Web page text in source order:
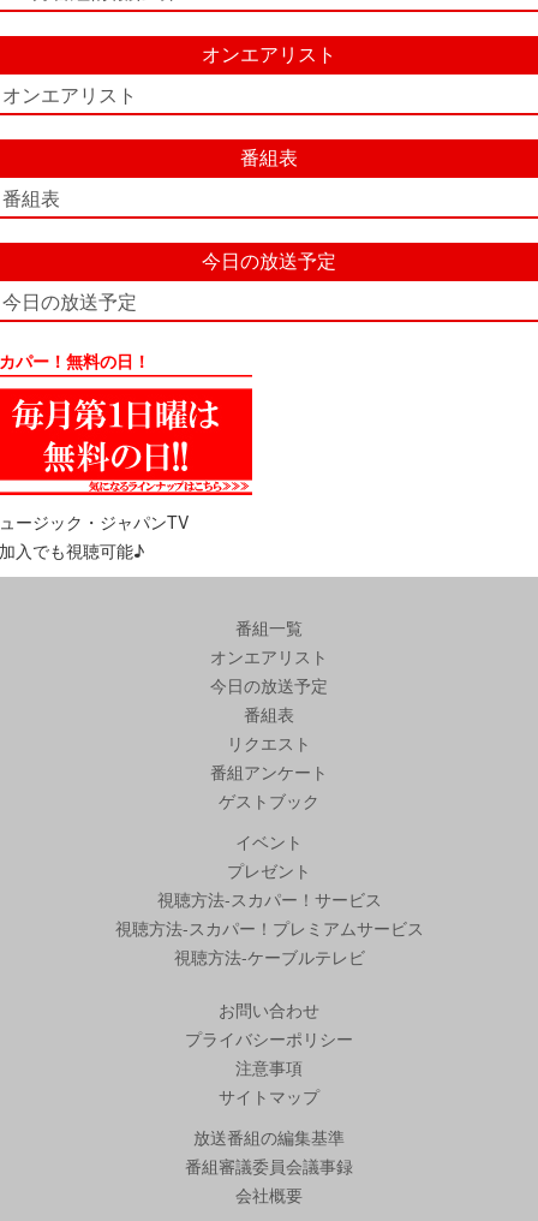
オンエアリスト
オンエアリスト
番組表
番組表
今日の放送予定
今日の放送予定
パー！無料の日！
ージック・ジャパンTV
入でも視聴可能♪
番組一覧
オンエアリスト
今日の放送予定
番組表
リクエスト
番組アンケート
ゲストブック
イベント
プレゼント
視聴方法-スカパー！サービス
視聴方法-スカパー！プレミアムサービス
視聴方法-ケーブルテレビ
お問い合わせ
プライバシーポリシー
注意事項
サイトマップ
放送番組の編集基準
番組審議委員会議事録
会社概要